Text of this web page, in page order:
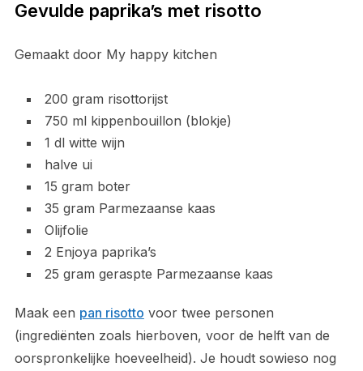
Gevulde paprika’s met risotto
Gemaakt door My happy kitchen
200 gram risottorijst
750 ml kippenbouillon (blokje)
1 dl witte wijn
halve ui
15 gram boter
35 gram Parmezaanse kaas
Olijfolie
2 Enjoya paprika’s
25 gram geraspte Parmezaanse kaas
Maak een pan risotto voor twee personen
(ingrediënten zoals hierboven, voor de helft van de
oorspronkelijke hoeveelheid). Je houdt sowieso nog